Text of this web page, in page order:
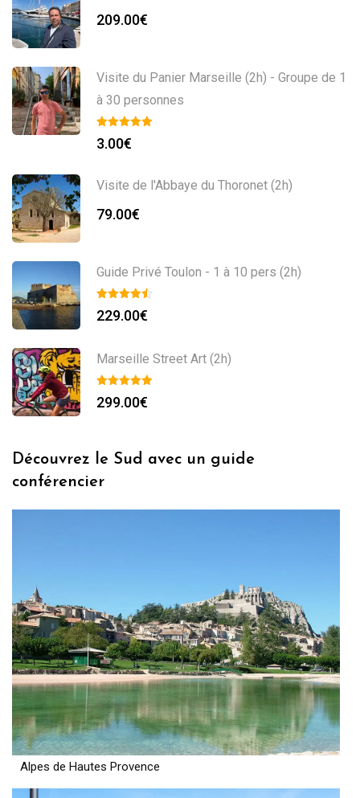
209.00€
Visite du Panier Marseille (2h) - Groupe de 1
à 30 personnes
3.00€
Visite de l'Abbaye du Thoronet (2h)
79.00€
Guide Privé Toulon - 1 à 10 pers (2h)
229.00€
Marseille Street Art (2h)
299.00€
Découvrez le Sud avec un guide
conférencier
Alpes de Hautes Provence